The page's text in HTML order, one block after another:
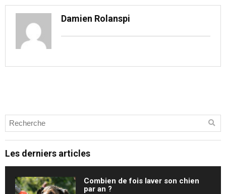
Damien Rolanspi
Les derniers articles
Combien de fois laver son chien
par an ?